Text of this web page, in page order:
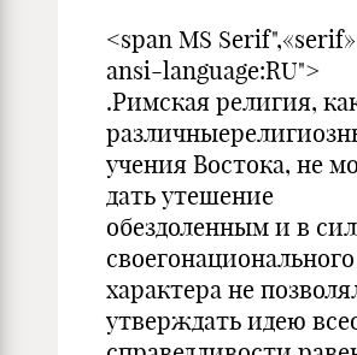
<span MS
ansi-language:RU">
.Римская религия,
учения Востока, не
дать утешение
обездоленным и в
своегонационального
характера не
утверждать идею